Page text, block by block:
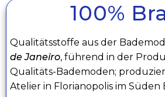
100%
Qualitätsstoffe aus der
de Janeiro, führend in der
Qualitäts-Bademoden;
Atelier in Florianopolis im Süden